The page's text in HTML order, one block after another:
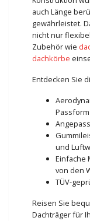
auch Länge
gewährleistet.
nicht nur
Zubehör wie
dachkörbe
Entdecken Sie
Passform
und
Einfache
von den
TÜV-
Reisen Sie
Dachträger für